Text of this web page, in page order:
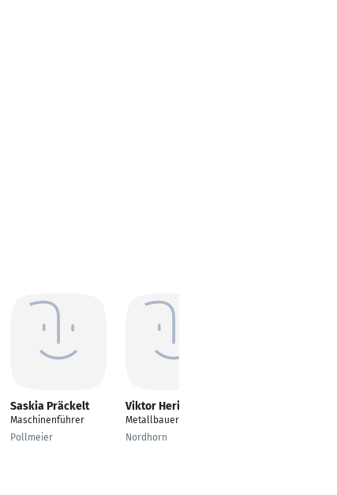
Saskia Präckelt
Maschinenführer
Pollmeier
Viktor Hering
Metallbauer
Nordhorn